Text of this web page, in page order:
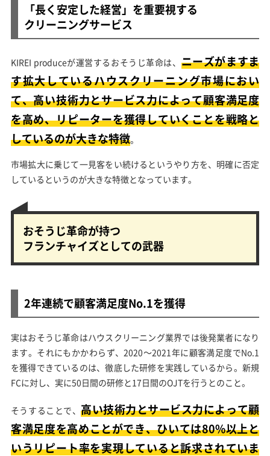
「長く安定した経営」を重要視する
クリーニングサービス
KIREI produceが運営するおそうじ革命は、 ニーズがますま
す拡大しているハウスクリーニング市場におい
て、高い技術力とサービス力によって顧客満足度
を高め、リピーターを獲得していくことを戦略と
しているのが大きな特徴。
市場拡大に乗じて一見客をい続けるというやり方を、明確に否定
しているというのが大きな特徴となっています。
おそうじ革命が持つ
フランチャイズとしての武器
2年連続で顧客満足度No.1を獲得
実はおそうじ革命はハウスクリーニング業界では後発業者になり
ます。それにもかかわらず、2020～2021年に顧客満足度でNo.1
を獲得できているのは、徹底した研修を実践しているから。新規
FCに対し、実に50日間の研修と17日間のOJTを行うとのこと。
そうすることで、高い技術力とサービス力によって顧
客満足度を高めことができ、ひいては80%以上と
いうリピート率を実現していると訴求されていま